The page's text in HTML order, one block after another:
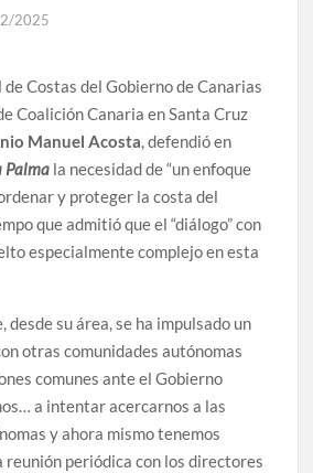
2025
Costas del Gobierno de Canarias
Coalición Canaria en Santa Cruz
Manuel Acosta, defendió en
Palma la necesidad de “un enfoque
y proteger la costa del
que admitió que el “diálogo” con
especialmente complejo en esta
desde su área, se ha impulsado un
otras comunidades autónomas
comunes ante el Gobierno
a intentar acercarnos a las
y ahora mismo tenemos
reunión periódica con los directores